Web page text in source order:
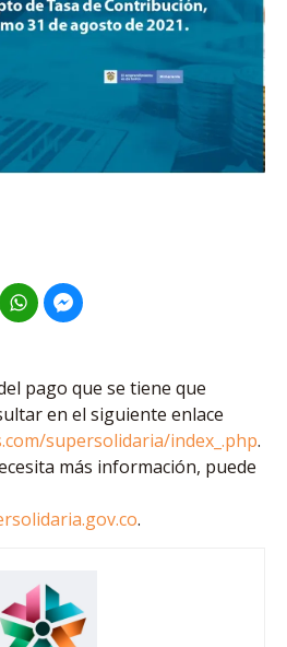
pago que se tiene que
en el siguiente enlace
supersolidaria/index_.php.
más información, puede
.